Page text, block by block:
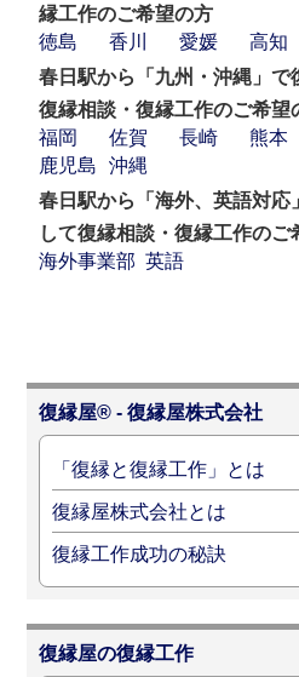
縁工作のご希望の方
徳島
香川 愛媛
高知
春日駅から「九州・沖縄」で
復縁相談・復縁工作のご希望
福岡
佐賀 長崎 熊本
鹿児島
沖縄
春日駅から「海外、英語対応
して復縁相談・復縁工作のご
海外事業部 英語
復縁屋® - 復縁屋株式会社
「復縁と復縁工作」とは
復縁屋株式会社とは
復縁工作成功の秘訣
復縁屋の復縁工作